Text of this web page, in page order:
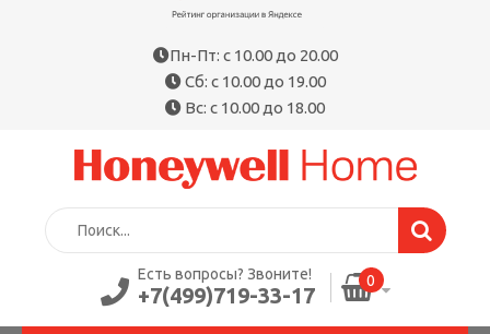
Пн-Пт: с 10.00 до 20.00
Сб: с 10.00 до 19.00
Вс: с 10.00 до 18.00
Есть вопросы? Звоните!
+7(499)719-33-17
0